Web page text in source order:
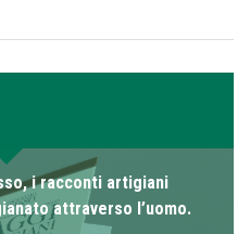
i racconti artigiani
attraverso l’uomo.